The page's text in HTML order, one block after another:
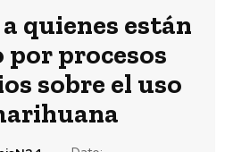
quienes están
por procesos
sobre el uso